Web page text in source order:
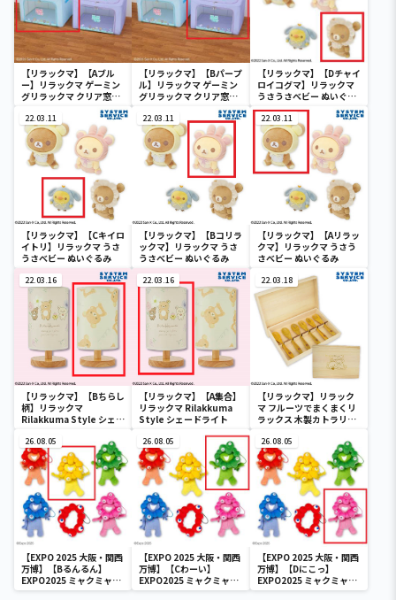
【リラックマ】【Aブル
ー】リラックマ ゲーミン
グリラックマ クリア窓付
【リラックマ】【Bパープ
ル】リラックマ ゲーミン
グリラックマ クリア窓付
【リラックマ】【Dチャイ
ロイコグマ】リラックマ
うさうさべビー ぬいぐる
み
22.03.11
【リラックマ】【Cキイロ
イトリ】リラックマ うさ
うさべビー ぬいぐるみ
22.03.11
【リラックマ】【Bコリラ
ックマ】リラックマ うさ
うさべビー ぬいぐるみ
22.03.11
【リラックマ】【Aリラッ
クマ】リラックマ うさう
さべビー ぬいぐるみ
22.03.16
【リラックマ】【Bちらし
柄】リラックマ
Rilakkuma Style シェー
22.03.16
【リラックマ】【A集合】
リラックマ Rilakkuma
Style シェードライト
22.03.18
【リラックマ】リラック
マ フルーツでまくまくリ
ラックス 木製カトラリー
26.08.05
【EXPO 2025 大阪・関西
万博】【Bるんるん】
EXPO2025 ミャクミャク
カラフルゴム紐付きぬい
26.08.05
【EXPO 2025 大阪・関西
万博】【Cわーい】
EXPO2025 ミャクミャク
カラフルゴム紐付きぬい
26.08.05
【EXPO 2025 大阪・関西
万博】【Dにこっ】
EXPO2025 ミャクミャク
カラフルゴム紐付きぬい